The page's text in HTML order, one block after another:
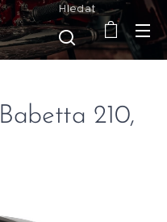
Hledat
210,